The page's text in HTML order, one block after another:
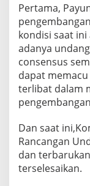
Pertama,
kondisi saat
adanya
consensus
dapat
terlibat dalam
Dan saat
Rancangan
dan
terselesaikan.